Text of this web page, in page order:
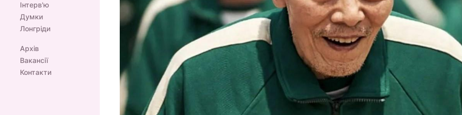
Інтерв'ю
Думки
Лонгріди
Архів
Вакансії
Контакти